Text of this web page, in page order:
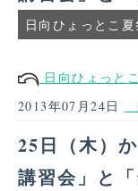
日向ひょっとこ
日向ひょっと
2013年07月24日
25日（木）
講習会」と